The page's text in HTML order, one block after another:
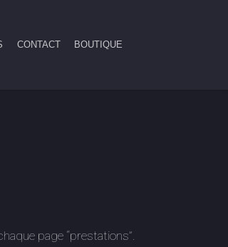
CONTACT BOUTIQUE
page “prestations”.